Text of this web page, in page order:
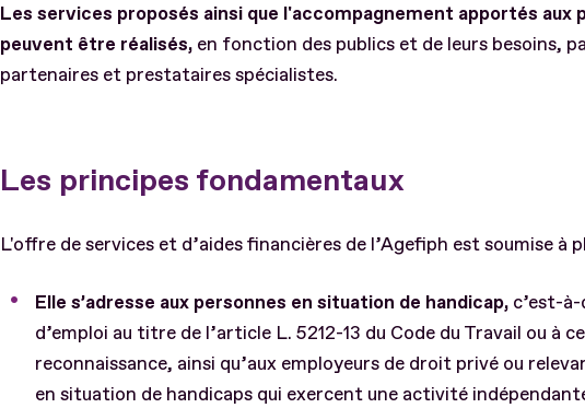
Les services proposés ainsi que l'accompagnement apportés aux
peuvent être réalisés,en fonction des publics et de leurs besoins,
partenaires et prestataires spécialistes.
Les principes fondamentaux
L'offre de services et d’aides financières de l’Agefiph est soumise à
Elle s’adresse aux personnes en situation de handicap, c’est-
d’emploi au titre de l’article L. 5212-13 du Code du Travail ou à
reconnaissance, ainsi qu’aux employeurs de droit privé ou
en situation de handicaps qui exercent une activité